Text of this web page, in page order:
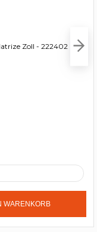
Zoll - 222402
WARENKORB